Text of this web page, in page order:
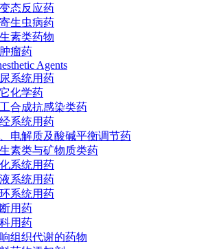
态反应药
生虫病药
素类药物
瘤药
Agents
系统用药
化学药
合成抗感染类药
系统用药
电解质及酸碱平衡调节药
素类与矿物质类药
系统用药
系统用药
系统用药
用药
用药
组织代谢的药物